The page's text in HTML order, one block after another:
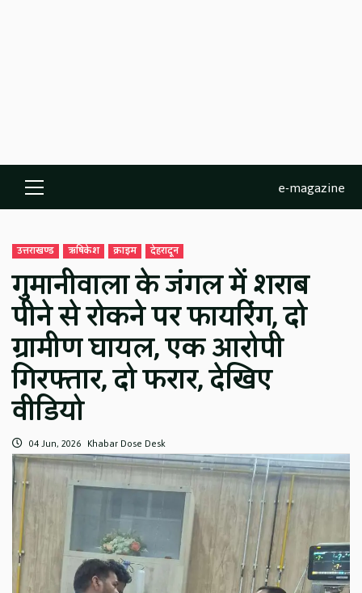
Primary
Menu
e-magazine
उत्तराखण्ड ऋषिकेश क्राइम देहरादून
गुमानीवाला के जंगल में शराब
पीने से रोकने पर फायरिंग, दो
ग्रामीण घायल, एक आरोपी
गिरफ्तार, दो फरार, देखिए
वीडियो
04 Jun, 2026 Khabar Dose Desk